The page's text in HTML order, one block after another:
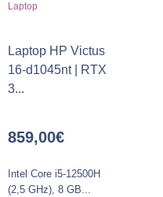
Laptop
Laptop HP Victus
16-d1045nt | RTX
3...
859,00€
Intel Core i5-12500H
(2,5 GHz), 8 GB...